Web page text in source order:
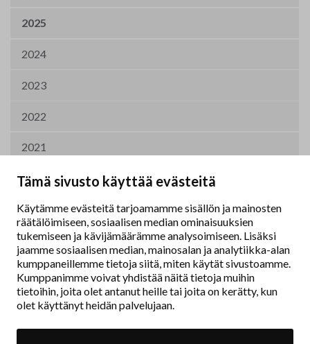
Tämä sivusto käyttää evästeitä
Käytämme evästeitä tarjoamamme sisällön ja mainosten
räätälöimiseen, sosiaalisen median ominaisuuksien
tukemiseen ja kävijämäärämme analysoimiseen. Lisäksi
jaamme sosiaalisen median, mainosalan ja analytiikka-alan
kumppaneillemme tietoja siitä, miten käytät sivustoamme.
Kumppanimme voivat yhdistää näitä tietoja muihin
tietoihin, joita olet antanut heille tai joita on kerätty, kun
olet käyttänyt heidän palvelujaan.
2025
2024
2023
2022
2021
2020
2019
2011